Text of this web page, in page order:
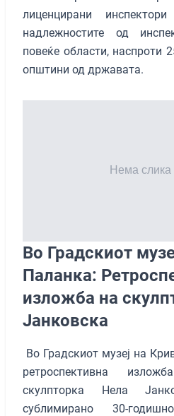
лиценцирани
надлежностите од
повеќе области, наспроти
општини од државата.
Во Градскиот
Паланка:
изложба на
Јанковска
Во Градскиот музеј на
ретроспективна
скулпторка Нела
сублимирано 30-